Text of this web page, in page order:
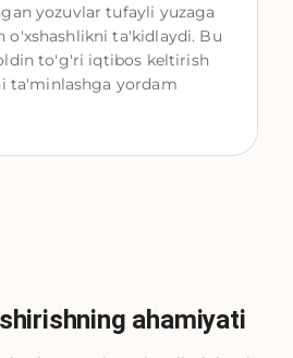
yozuvlar tufayli yuzaga
o'xshashlikni ta'kidlaydi. Bu
to'g'ri iqtibos keltirish
ta'minlashga yordam
ahamiyati